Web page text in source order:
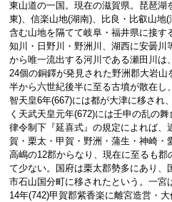
東山道の一国。現在の滋賀県。琵琶湖
東)、信楽山地(湖南)、比良・比叡山地
含む山地を隔てて岐阜・福井県に接す
知川・日野川・野洲川、湖西に安曇川
から唯一流出する河川である瀬田川は
24個の銅鐸が発見された野洲郡大岩
半から六世紀後半に至る古墳が散在し
智天皇6年(667)には都が大津に移され
く天武天皇元年(672)には壬申の乱の舞
律令制下『延喜式』の規定によれば、
賀・栗太・甲賀・野洲・蒲生・神崎・
高嶋の12郡からなり、現在に至るも
て少ない。国府は栗太郡勢多にあり、
市石山国分町に移されたという。一宮
14年(742)甲賀郡紫香楽に離宮造営・